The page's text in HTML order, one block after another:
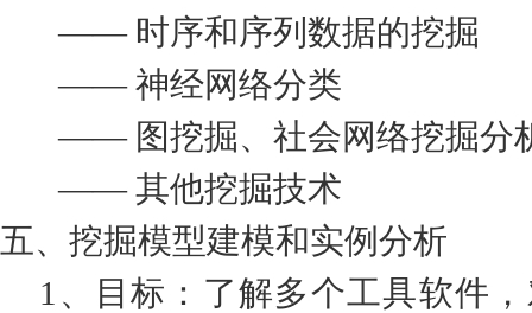
—— 时序和序列数据的挖掘
—— 神经网络分类
—— 图挖掘、社会网络挖掘分
—— 其他挖掘技术
五、挖掘模型建模和实例分析
1、目标：了解多个工具软件